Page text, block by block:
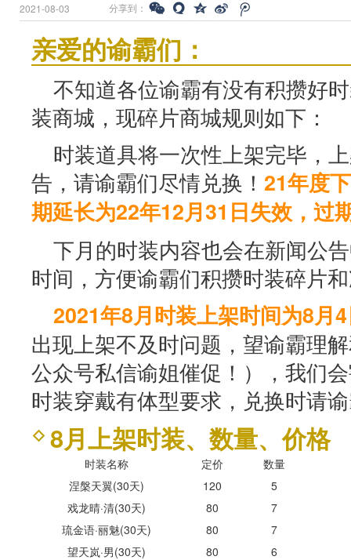
2021-08-03 分享到：
亲爱的谕霸们：
不知道各位谕霸有没有积攒好
装商城，现碎片商城规则如下：
时装道具将一次性上架完毕，
告，请谕霸们尽情兑换！ 21年度
期延长为22年12月31日失效，过
下月的时装内容也会在新闻公
时间，方便谕霸们积攒时装碎片
2021年8月时装上架时间为8月
出现上架不及时问题，望谕霸理
公众号私信谕姐催促！），我们
时装穿戴有体型要求，兑换时请
8月上架时装、数量、价格
时装名称 定价
数量
涅槃天翼(30天)
120
5
戏龙晴·清(30天)
80
7
琉金语·丽魅(30天)
80
7
望天岚·男(30天)
80
6